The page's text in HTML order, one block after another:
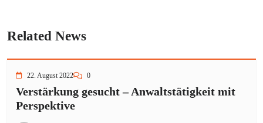
Related News
22. August 2022 0
Verstärkung gesucht – Anwaltstätigkeit mit
Perspektive